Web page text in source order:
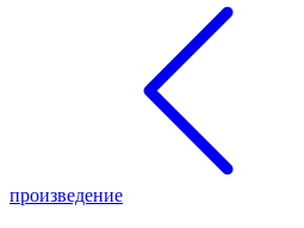
произведение